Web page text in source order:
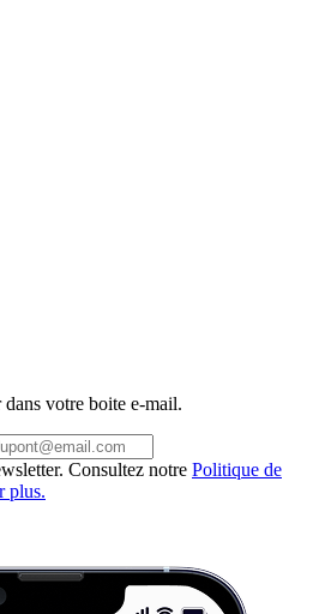
votre boite e-mail.
Consultez notre Politique de
plus.